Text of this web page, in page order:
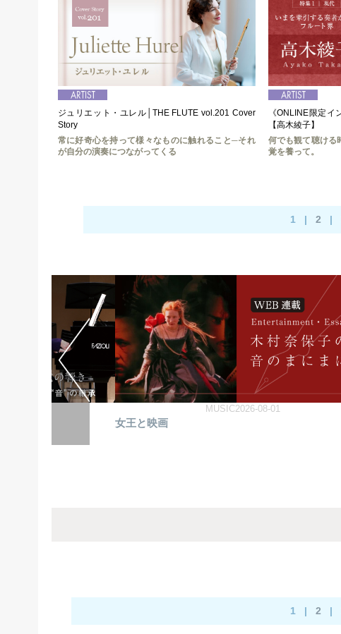
ジュリエット・ユレル│THE FLUTE vol.201 Cover
Story
常に好奇心を持って様々なものに触れること─それ
が自分の演奏につながってくる
《ONLINE限定
【高木綾子】
何でも観て聴ける
覚を養って。
1 |2 |
MUSIC2026-08-01
女王と映画
1 |2 |